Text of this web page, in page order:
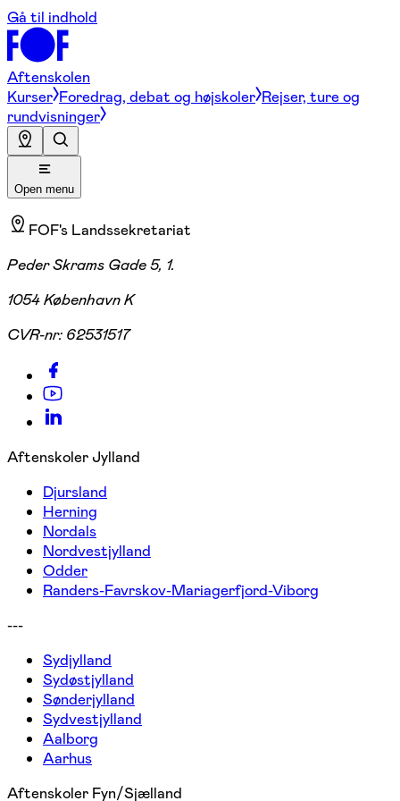
Gå til indhold
Aftenskolen
Kurser Foredrag, debat og højskoler Rejser, ture og
rundvisninger
Open menu
FOF's Landssekretariat
Peder Skrams Gade 5, 1.
1054 København K
CVR-nr: 62531517
Aftenskoler Jylland
Djursland
Herning
Nordals
Nordvestjylland
Odder
Randers-Favrskov-Mariagerfjord-Viborg
---
Sydjylland
Sydøstjylland
Sønderjylland
Sydvestjylland
Aalborg
Aarhus
Aftenskoler Fyn/Sjælland